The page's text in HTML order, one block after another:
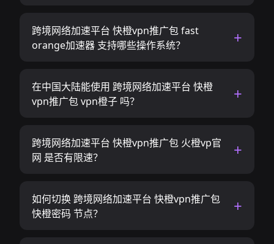
跨境网络加速平台 快橙vpn推广包 fast
orange加速器 支持哪些操作系统？
在中国大陆能使用 跨境网络加速平台 快橙
vpn推广包 vpn橙子 吗？
跨境网络加速平台 快橙vpn推广包 火橙vp官
网 是否有限速？
如何切换 跨境网络加速平台 快橙vpn推广包
快橙密码 节点？